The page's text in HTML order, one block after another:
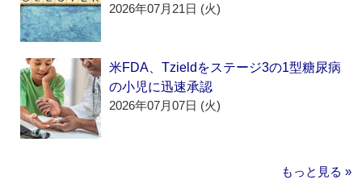
2026年07月21日 (火)
米FDA、Tzieldをステージ3の1型糖尿病
の小児に迅速承認
2026年07月07日 (火)
もっと見る »